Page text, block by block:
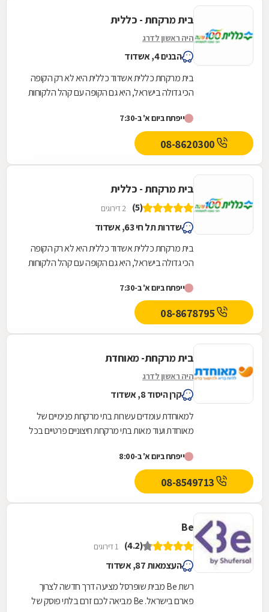
בית מרקחת - כללית
היה ראשון לדרג
הבנים 4, אשדוד
בית מרקחת כללית אשדוד כללית היא לא רק הקופה
הכי גדולה בישראל, היא גם הקופה עם קהל הלקוחות
שירות...
ייפתח ביום א' ב-7:30
08-8620300
בית מרקחת - כללית
(5) 2 דירוגים
שדרות תל חי 63, אשדוד
בית מרקחת כללית אשדוד כללית היא לא רק הקופה
הכי גדולה בישראל, היא גם הקופה עם קהל הלקוחות
שירות...
ייפתח ביום א' ב-7:30
בית מרקחת- מאוחדת
היה ראשון לדרג
קרן היסוד 8, אשדוד
למאוחדת עומדים עשרות בתי מרקחת פנימיים של
מאוחדת ועוד מאות בתי מרקחת חיצוניים פרטיים בכל
ייפתח ביום א' ב-8:00
08-8549713
Be
(4.2) 1 דירוגים
העצמאות 87, אשדוד
רשת Be מבית שופרסל מציעה דרך חדשה לצרוך
פארם בישראל. Be מביאה לכם זרם בלתי פוסק של